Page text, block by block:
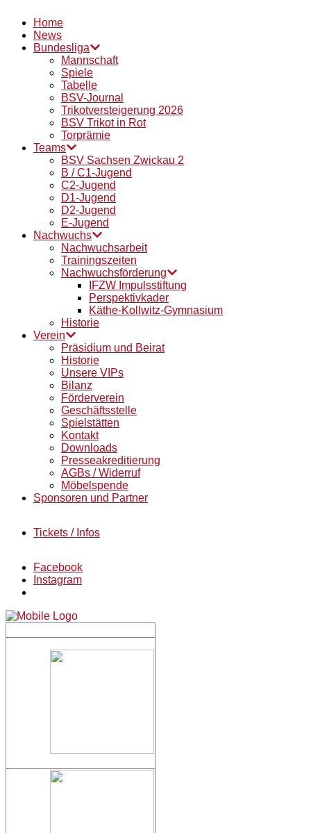
Home
News
Bundesliga
Mannschaft
Spiele
Tabelle
BSV-Journal
Trikotversteigerung 2026
BSV Trikot in Rot
Torprämie
Teams
BSV Sachsen Zwickau 2
B / C1-Jugend
C2-Jugend
D1-Jugend
D2-Jugend
E-Jugend
Nachwuchs
Nachwuchsarbeit
Trainingszeiten
Nachwuchsförderung
IFZW Impulsstiftung
Perspektivkader
Käthe-Kollwitz-Gymnasium
Historie
Verein
Präsidium und Beirat
Historie
Unsere VIPs
Bilanz
Förderverein
Geschäftsstelle
Spielstätten
Kontakt
Downloads
Presseakreditierung
AGBs / Widerruf
Möbelspende
Sponsoren und Partner
Tickets / Infos
Facebook
Instagram